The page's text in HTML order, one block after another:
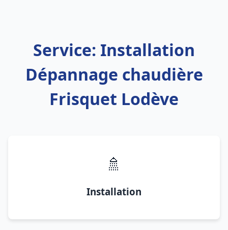
Service: Installation
Dépannage chaudière
Frisquet Lodève
🚿
Installation